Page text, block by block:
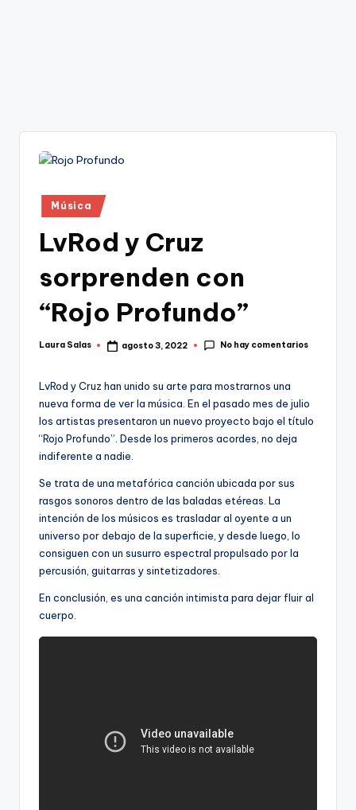
Publicado
en
Música
LvRod y Cruz
sorprenden con
“Rojo Profundo”
Publicado
Laura Salas agosto 3, 2022 No hay comentarios
LvRod y Cruz han unido su arte para mostrarnos una
nueva forma de ver la música. En el pasado mes de julio
los artistas presentaron un nuevo proyecto bajo el título
“Rojo Profundo”. Desde los primeros acordes, no deja
indiferente a nadie.
Se trata de una metafórica canción ubicada por sus
rasgos sonoros dentro de las baladas etéreas. La
intención de los músicos es trasladar al oyente a un
universo por debajo de la superficie, y desde luego, lo
consiguen con un susurro espectral propulsado por la
percusión, guitarras y sintetizadores.
En conclusión, es una canción intimista para dejar fluir al
cuerpo.